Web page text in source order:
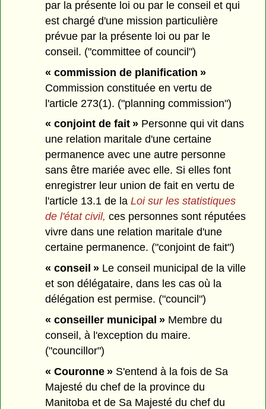
par la présente loi ou par le conseil et qui
est chargé d'une mission particulière
prévue par la présente loi ou par le
conseil. ("committee of council")
« commission de planification »
Commission constituée en vertu de
l'article 273(1). ("planning commission")
« conjoint de fait » Personne qui vit dans
une relation maritale d'une certaine
permanence avec une autre personne
sans être mariée avec elle. Si elles font
enregistrer leur union de fait en vertu de
l'article 13.1 de laLoi sur les statistiques
de l'état civil,ces personnes sont réputées
vivre dans une relation maritale d'une
certaine permanence. ("conjoint de fait")
« conseil » Le conseil municipal de la ville
et son délégataire, dans les cas où la
délégation est permise. ("council")
« conseiller municipal » Membre du
conseil, à l'exception du maire.
("councillor")
« Couronne » S'entend à la fois de Sa
Majesté du chef de la province du
Manitoba et de Sa Majesté du chef du